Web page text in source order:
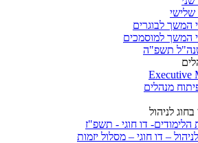
המשך לבוגרים
המשך למוסמכים
תשפ"ה
Executive
מנהלים
לניהול
הלימודים- דו חוגי - תשפ"ז
– דו חוגי – מסלול יזמות